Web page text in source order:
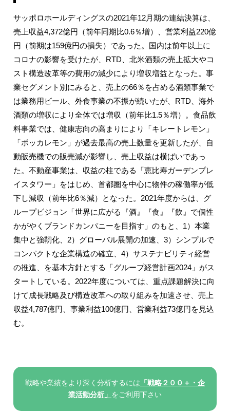
サッポロホールディングスの2021年12月期の連結決算は、
売上収益4,372億円（前年同期比0.6％増）、営業利益220億
円（前期は159億円の損失）であった。国内は前年以上に
コロナの影響を受けたが、RTD、北米酒類の売上拡大やコ
スト構造改革等の費用の減少により増収増益となった。事
業セグメント別にみると、売上の66％を占める酒類事業で
は業務用ビール、外食事業の不振が続いたが、RTD、海外
酒類の増収により全体では増収（前年比1.5％増）。食品飲
料事業では、健康志向の高まりにより「キレートレモン」
「ポッカレモン」が過去最高の売上数量を更新したが、自
動販売機での販売減が影響し、売上収益は横ばいであっ
た。不動産事業は、収益の柱である「恵比寿ガーデンプレ
イスタワー」をはじめ、首都圏を中心に物件の稼働率が低
下し減収（前年比6％減）となった。2021年度からは、グ
ループビジョン「世界に広がる『酒』『食』『飲』で個性
かがやくブランドカンパニーを目指す」のもと、1）本業
集中と強靭化、2）グローバル展開の加速、3）シンプルで
コンパクトな企業構造の確立、4）サステナビリティ経営
の推進、を基本方針とする「グループ経営計画2024」がス
タートしている。2022年度については、重点課題解決に向
けて成長戦略及び構造改革への取り組みを加速させ、売上
収益4,787億円、事業利益100億円、営業利益73億円を見込
む。
戦略や業績をより深く分析するには 「戦略２００＋・企
業活動分析」 をご利用下さい